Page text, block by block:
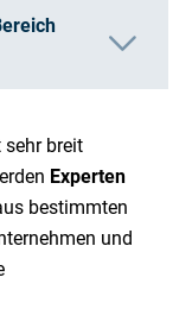
breit
Experten
bestimmten
und